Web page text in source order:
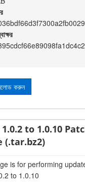
করুন
to 1.0.10
(.tar.bz2)
is for performing
to 1.0.10